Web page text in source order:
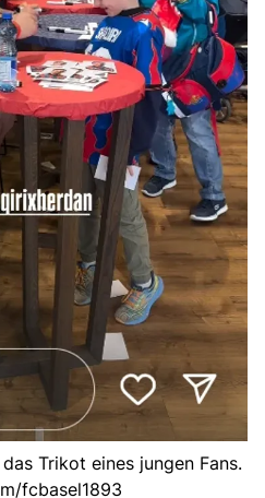
Trikot eines jungen Fans.
fcbasel1893